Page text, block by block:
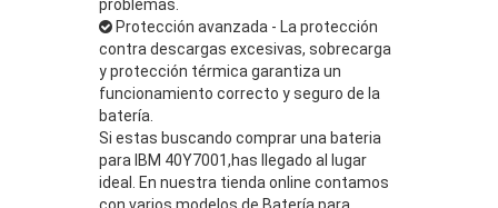
problemas.
Protección avanzada - La protección
contra descargas excesivas, sobrecarga
y protección térmica garantiza un
funcionamiento correcto y seguro de la
batería.
Si estas buscando comprar una bateria
para IBM 40Y7001,has llegado al lugar
ideal. En nuestra tienda online contamos